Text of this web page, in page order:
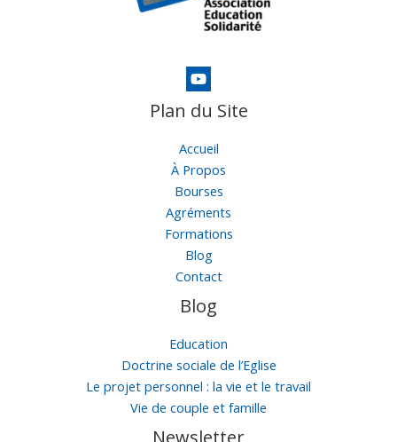
Plan du Site
Accueil
À Propos
Bourses
Agréments
Formations
Blog
Contact
Blog
Education
Doctrine sociale de l’Eglise
Le projet personnel : la vie et le travail
Vie de couple et famille